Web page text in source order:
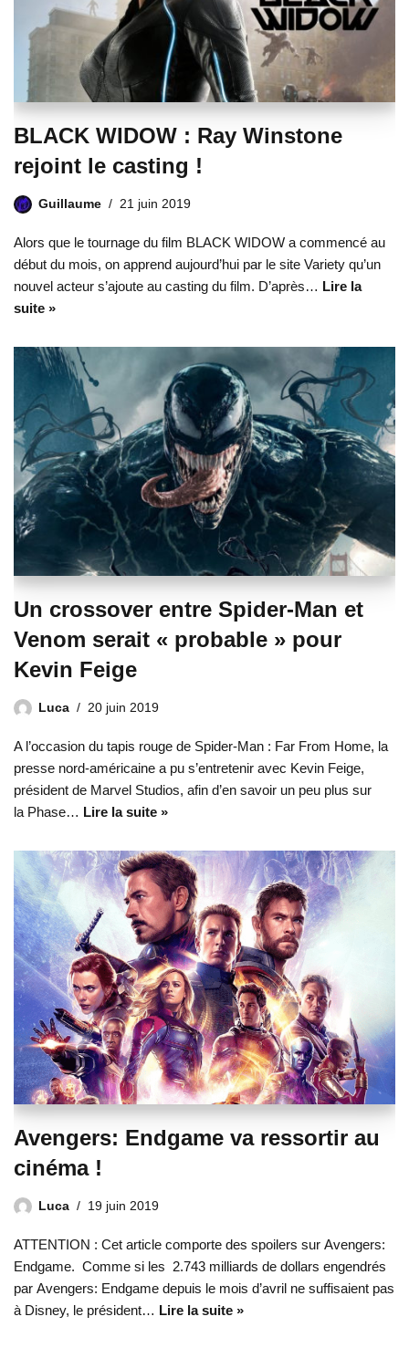
BLACK WIDOW : Ray Winstone
rejoint le casting !
Guillaume 21 juin 2019
Alors que le tournage du film BLACK WIDOW a commencé au
début du mois, on apprend aujourd’hui par le site Variety qu’un
nouvel acteur s’ajoute au casting du film. D’après… Lire la
suite »
Un crossover entre Spider-Man et
Venom serait « probable » pour
Kevin Feige
Luca 20 juin 2019
A l’occasion du tapis rouge de Spider-Man : Far From Home, la
presse nord-américaine a pu s’entretenir avec Kevin Feige,
président de Marvel Studios, afin d’en savoir un peu plus sur
la Phase… Lire la suite »
Avengers: Endgame va ressortir au
cinéma !
Luca 19 juin 2019
ATTENTION : Cet article comporte des spoilers sur Avengers:
Endgame. Comme si les 2.743 milliards de dollars engendrés
par Avengers: Endgame depuis le mois d’avril ne suffisaient pas
à Disney, le président… Lire la suite »